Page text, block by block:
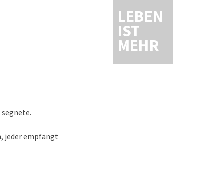
LEBEN
IST
MEHR
jeder empfängt